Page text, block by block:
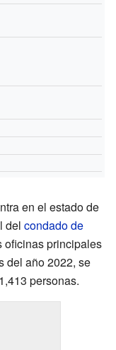
en el estado de
del condado de
oficinas principales
del año 2022, se
personas.